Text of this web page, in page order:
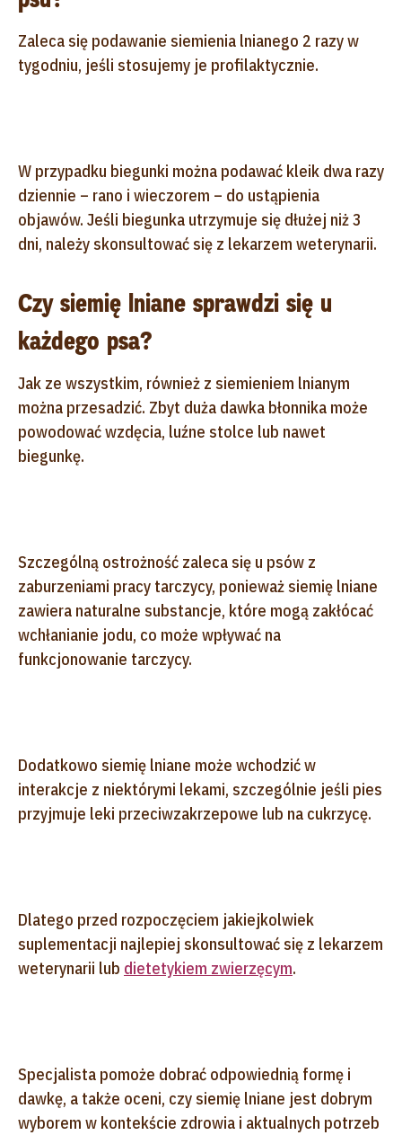
Zaleca się podawanie siemienia lnianego 2 razy w
tygodniu, jeśli stosujemy je profilaktycznie.
W przypadku biegunki można podawać kleik dwa razy
dziennie – rano i wieczorem – do ustąpienia
objawów. Jeśli biegunka utrzymuje się dłużej niż 3
dni, należy skonsultować się z lekarzem weterynarii.
Czy siemię lniane sprawdzi się u
każdego psa?
Jak ze wszystkim, również z siemieniem lnianym
można przesadzić. Zbyt duża dawka błonnika może
powodować wzdęcia, luźne stolce lub nawet
biegunkę.
Szczególną ostrożność zaleca się u psów z
zaburzeniami pracy tarczycy, ponieważ siemię lniane
zawiera naturalne substancje, które mogą zakłócać
wchłanianie jodu, co może wpływać na
funkcjonowanie tarczycy.
Dodatkowo siemię lniane może wchodzić w
interakcje z niektórymi lekami, szczególnie jeśli pies
przyjmuje leki przeciwzakrzepowe lub na cukrzycę.
Dlatego przed rozpoczęciem jakiejkolwiek
suplementacji najlepiej skonsultować się z lekarzem
weterynarii lub dietetykiem zwierzęcym.
Specjalista pomoże dobrać odpowiednią formę i
dawkę, a także oceni, czy siemię lniane jest dobrym
wyborem w kontekście zdrowia i aktualnych potrzeb